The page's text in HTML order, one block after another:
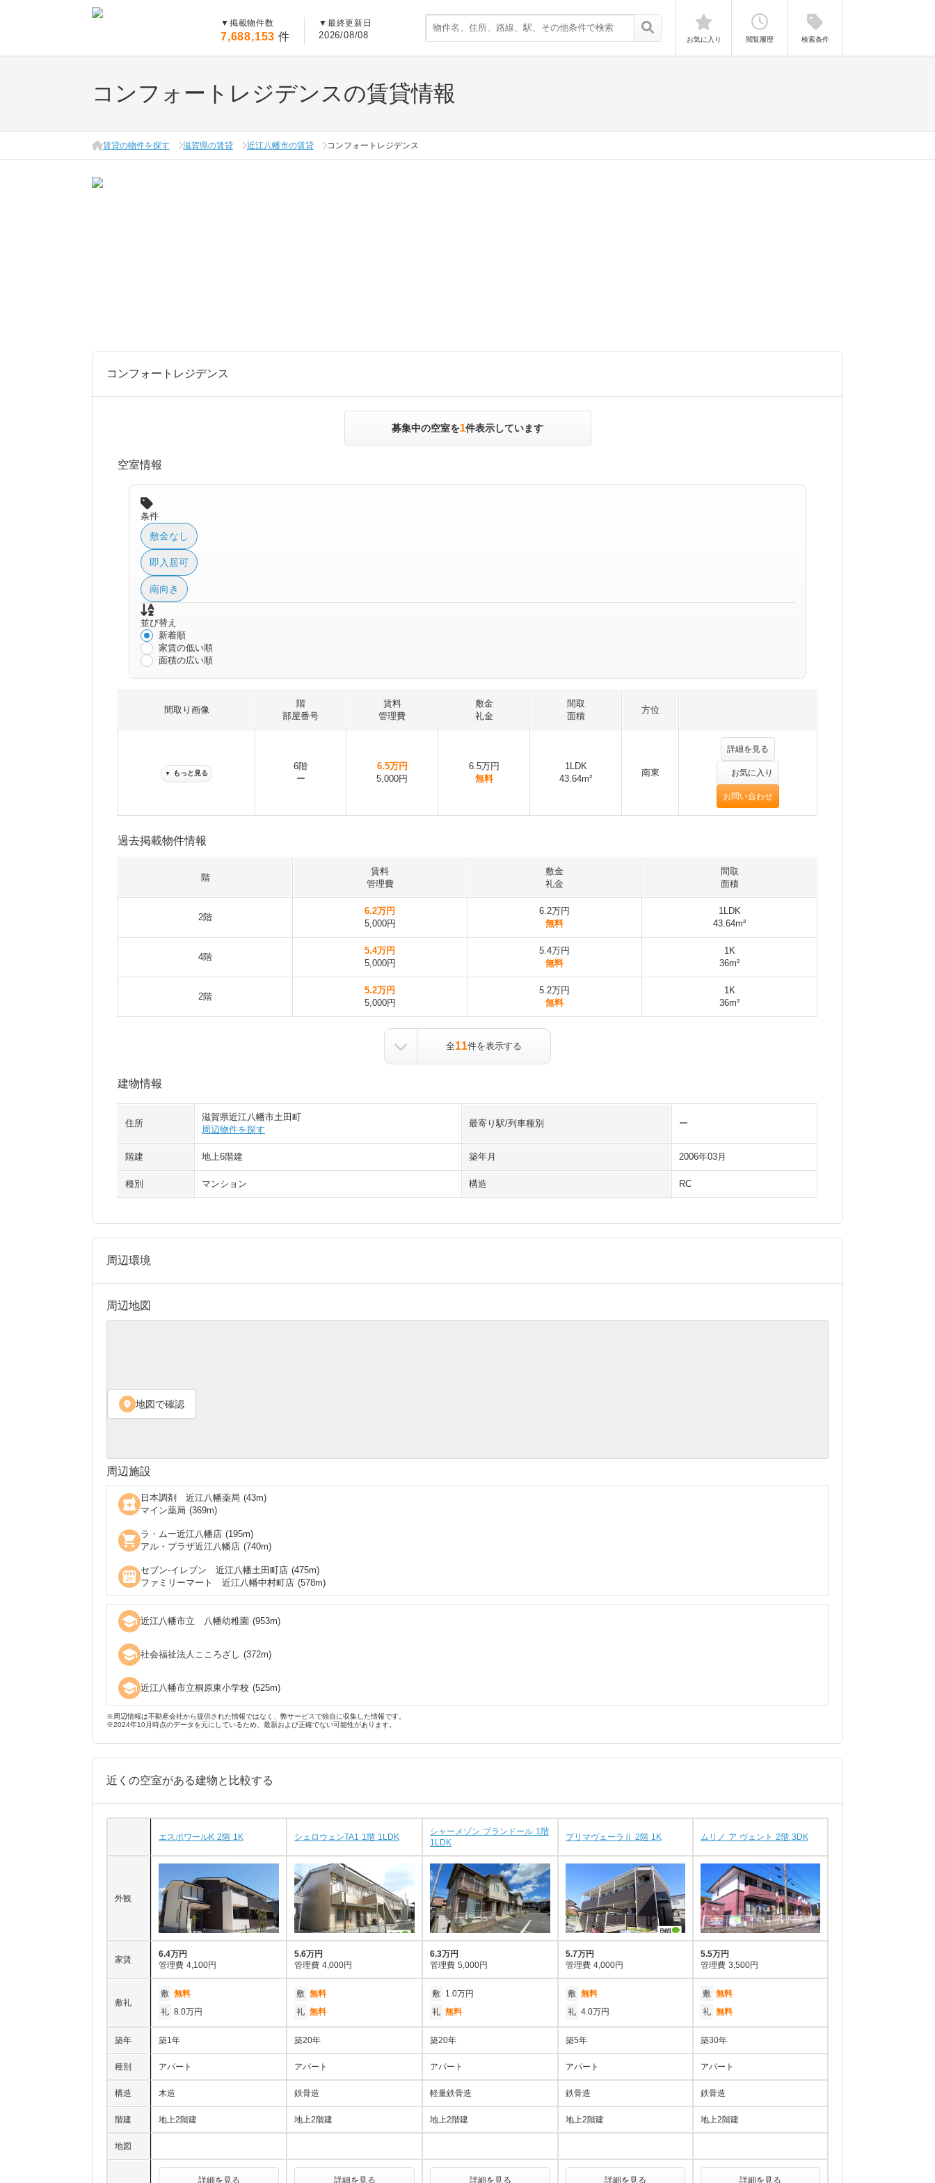
▼ 掲載物件数
7,688,153 件
▼ 最終更新日
2026/08/08 お気に入り 閲覧履歴 検索条件
コンフォートレジデンスの賃貸情報
賃貸の物件を探す 滋賀県の賃貸 近江八幡市の賃貸 コンフォートレジデンス
コンフォートレジデンス
募集中の空室を1件表示しています
空室情報
条件
敷金なし
即入居可
南向き
並び替え
新着順
家賃の低い順
面積の広い順
間取り画像
階
部屋番号
賃料
管理費
敷金
礼金
間取
面積
方位
▼ もっと見る
6階
ー
6.5万円
5,000円
6.5万円
無料
1LDK
43.64m²
南東
詳細を見る
お気に入り
お問い合わせ
過去掲載物件情報
階
賃料
管理費
敷金
礼金
間取
面積
2階
6.2万円
5,000円
6.2万円
無料
1LDK
43.64m²
4階
5.4万円
5,000円
5.4万円
無料
1K
36m²
2階
5.2万円
5,000円
5.2万円
無料
1K
36m²
全11件を表示する
建物情報
住所
滋賀県近江八幡市土田町
周辺物件を探す
最寄り駅/列車種別 ー
階建 地上6階建 築年月 2006年03月
種別 マンション 構造 RC
周辺環境
周辺地図
location_on 地図で確認
周辺施設
local_pharmacy 日本調剤 近江八幡薬局 (43m)
マイン薬局 (369m)
shopping_cart ラ・ムー近江八幡店 (195m)
アル・プラザ近江八幡店 (740m)
local_convenience_store セブン‐イレブン 近江八幡土田町店 (475m)
ファミリーマート 近江八幡中村町店 (578m)
school 近江八幡市立 八幡幼稚園 (953m)
school 社会福祉法人こころざし (372m)
school 近江八幡市立桐原東小学校 (525m)
※周辺情報は不動産会社から提供された情報ではなく、弊サービスで独自に収集した情報です。
※2024年10月時点のデータを元にしているため、最新および正確でない可能性があります。
近くの空室がある建物と比較する
エスポワールK 2階 1K シェロウェンTA1 1階 1LDK
シャーメゾン プランドール 1階
1LDK
プリマヴェーラⅡ 2階 1K ムリノ ア ヴェント 2階 3DK
外観
家賃
6.4万円
管理費 4,100円
5.6万円
管理費 4,000円
6.3万円
管理費 5,000円
5.7万円
管理費 4,000円
5.5万円
管理費 3,500円
敷礼
敷 無料
礼 8.0万円
敷 無料
礼 無料
敷 1.0万円
礼 無料
敷 無料
礼 4.0万円
敷 無料
礼 無料
築年 築1年 築20年 築20年 築5年 築30年
種別 アパート アパート アパート アパート アパート
構造 木造 鉄骨造 軽量鉄骨造 鉄骨造 鉄骨造
階建 地上2階建 地上2階建 地上2階建 地上2階建 地上2階建
地図
詳細を見る 詳細を見る 詳細を見る 詳細を見る 詳細を見る